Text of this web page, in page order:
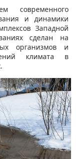
современного
и динамики
Западной
сделан на
организмов и
климата в